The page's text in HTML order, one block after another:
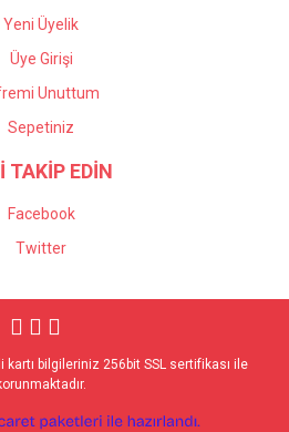
Yeni Üyelik
Üye Girişi
Unuttum
Sepetiniz
TAKİP EDİN
Facebook
Twitter
kartı bilgileriniz 256bit SSL sertifikası ile
e-